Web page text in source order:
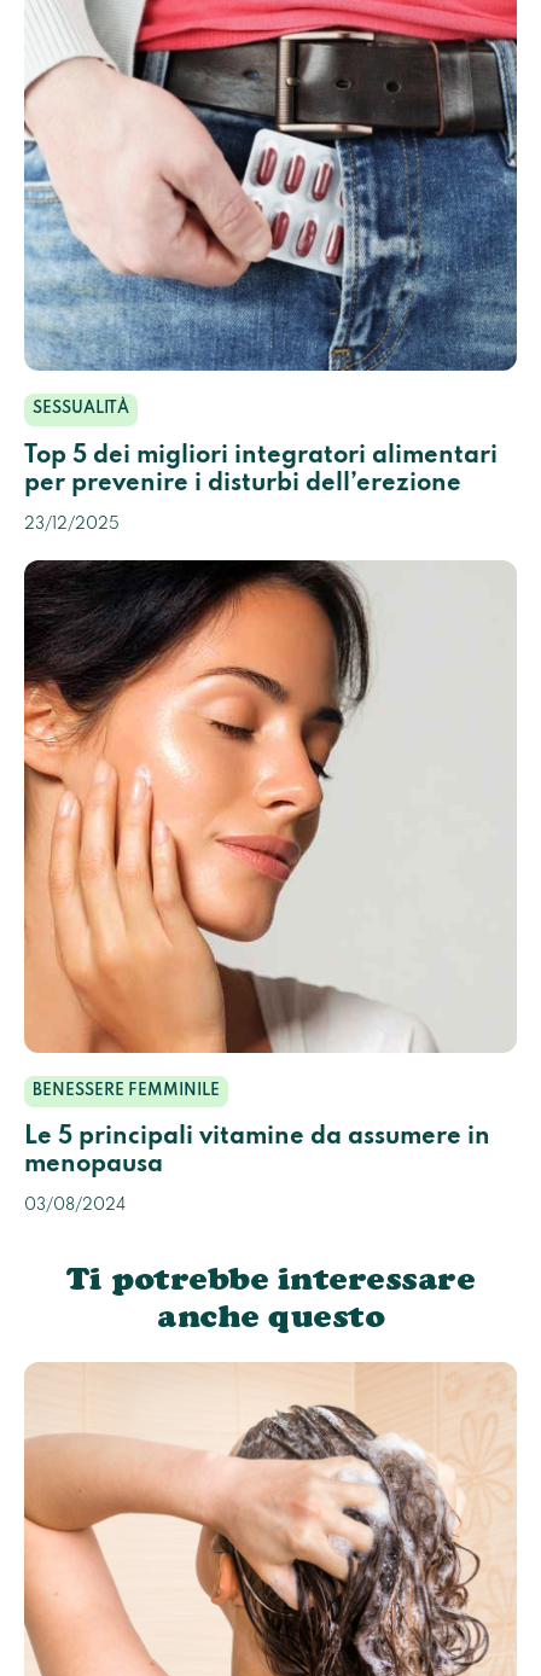
SESSUALITÀ
Top 5 dei migliori integratori alimentari
per prevenire i disturbi dell’erezione
23/12/2025
BENESSERE FEMMINILE
Le 5 principali vitamine da assumere in
menopausa
03/08/2024
Ti potrebbe interessare
anche questo